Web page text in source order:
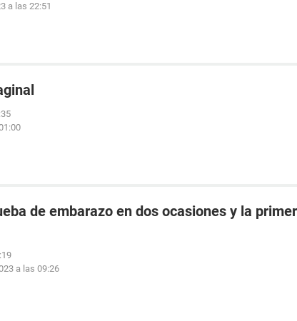
a las 22:51
de embarazo en dos ocasiones y la
a las 09:26